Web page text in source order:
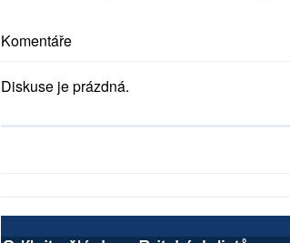
Komentáře
Diskuse je prázdná.